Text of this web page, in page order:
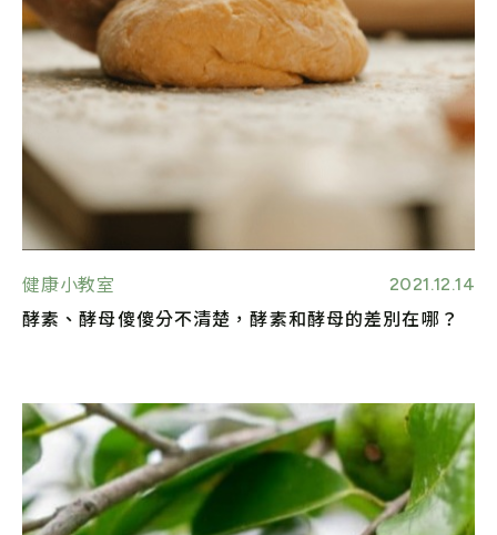
健康小教室
2021.12.14
酵素、酵母傻傻分不清楚，酵素和酵母的差別在哪？